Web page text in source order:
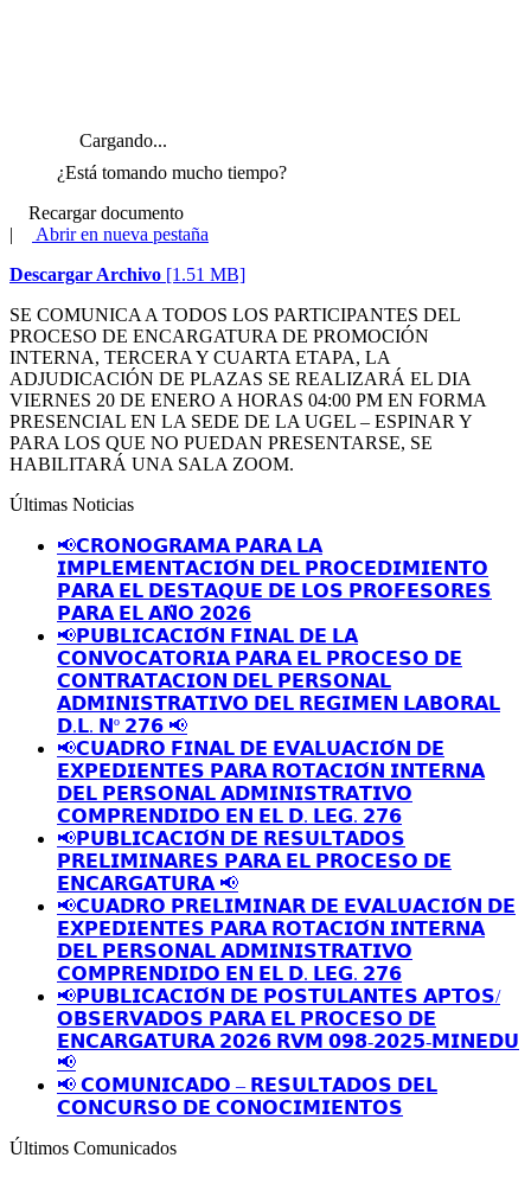
Cargando...
¿Está tomando mucho tiempo?
Recargar documento
|
Abrir en nueva pestaña
Descargar Archivo [1.51 MB]
SE COMUNICA A TODOS LOS PARTICIPANTES DEL
PROCESO DE ENCARGATURA DE PROMOCIÓN
INTERNA, TERCERA Y CUARTA ETAPA, LA
ADJUDICACIÓN DE PLAZAS SE REALIZARÁ EL DIA
VIERNES 20 DE ENERO A HORAS 04:00 PM EN FORMA
PRESENCIAL EN LA SEDE DE LA UGEL – ESPINAR Y
PARA LOS QUE NO PUEDAN PRESENTARSE, SE
HABILITARÁ UNA SALA ZOOM.
Últimas Noticias
📢𝗖𝗥𝗢𝗡𝗢𝗚𝗥𝗔𝗠𝗔 𝗣𝗔𝗥𝗔 𝗟𝗔
𝗜𝗠𝗣𝗟𝗘𝗠𝗘𝗡𝗧𝗔𝗖𝗜𝗢́𝗡 𝗗𝗘𝗟 𝗣𝗥𝗢𝗖𝗘𝗗𝗜𝗠𝗜𝗘𝗡𝗧𝗢
𝗣𝗔𝗥𝗔 𝗘𝗟 𝗗𝗘𝗦𝗧𝗔𝗤𝗨𝗘 𝗗𝗘 𝗟𝗢𝗦 𝗣𝗥𝗢𝗙𝗘𝗦𝗢𝗥𝗘𝗦
𝗣𝗔𝗥𝗔 𝗘𝗟 𝗔𝗡̃𝗢 𝟮𝟬𝟮𝟲
📢𝗣𝗨𝗕𝗟𝗜𝗖𝗔𝗖𝗜𝗢́𝗡 𝗙𝗜𝗡𝗔𝗟 𝗗𝗘 𝗟𝗔
𝗖𝗢𝗡𝗩𝗢𝗖𝗔𝗧𝗢𝗥𝗜𝗔 𝗣𝗔𝗥𝗔 𝗘𝗟 𝗣𝗥𝗢𝗖𝗘𝗦𝗢 𝗗𝗘
𝗖𝗢𝗡𝗧𝗥𝗔𝗧𝗔𝗖𝗜𝗢𝗡 𝗗𝗘𝗟 𝗣𝗘𝗥𝗦𝗢𝗡𝗔𝗟
𝗔𝗗𝗠𝗜𝗡𝗜𝗦𝗧𝗥𝗔𝗧𝗜𝗩𝗢 𝗗𝗘𝗟 𝗥𝗘𝗚𝗜𝗠𝗘𝗡 𝗟𝗔𝗕𝗢𝗥𝗔𝗟
𝗗.𝗟. 𝗡º 𝟮𝟳𝟲 📢
📢𝗖𝗨𝗔𝗗𝗥𝗢 𝗙𝗜𝗡𝗔𝗟 𝗗𝗘 𝗘𝗩𝗔𝗟𝗨𝗔𝗖𝗜𝗢́𝗡 𝗗𝗘
𝗘𝗫𝗣𝗘𝗗𝗜𝗘𝗡𝗧𝗘𝗦 𝗣𝗔𝗥𝗔 𝗥𝗢𝗧𝗔𝗖𝗜𝗢́𝗡 𝗜𝗡𝗧𝗘𝗥𝗡𝗔
𝗗𝗘𝗟 𝗣𝗘𝗥𝗦𝗢𝗡𝗔𝗟 𝗔𝗗𝗠𝗜𝗡𝗜𝗦𝗧𝗥𝗔𝗧𝗜𝗩𝗢
𝗖𝗢𝗠𝗣𝗥𝗘𝗡𝗗𝗜𝗗𝗢 𝗘𝗡 𝗘𝗟 𝗗. 𝗟𝗘𝗚. 𝟮𝟳𝟲
📢𝗣𝗨𝗕𝗟𝗜𝗖𝗔𝗖𝗜𝗢́𝗡 𝗗𝗘 𝗥𝗘𝗦𝗨𝗟𝗧𝗔𝗗𝗢𝗦
𝗣𝗥𝗘𝗟𝗜𝗠𝗜𝗡𝗔𝗥𝗘𝗦 𝗣𝗔𝗥𝗔 𝗘𝗟 𝗣𝗥𝗢𝗖𝗘𝗦𝗢 𝗗𝗘
𝗘𝗡𝗖𝗔𝗥𝗚𝗔𝗧𝗨𝗥𝗔 📢
📢𝗖𝗨𝗔𝗗𝗥𝗢 𝗣𝗥𝗘𝗟𝗜𝗠𝗜𝗡𝗔𝗥 𝗗𝗘 𝗘𝗩𝗔𝗟𝗨𝗔𝗖𝗜𝗢́𝗡 𝗗𝗘
𝗘𝗫𝗣𝗘𝗗𝗜𝗘𝗡𝗧𝗘𝗦 𝗣𝗔𝗥𝗔 𝗥𝗢𝗧𝗔𝗖𝗜𝗢́𝗡 𝗜𝗡𝗧𝗘𝗥𝗡𝗔
𝗗𝗘𝗟 𝗣𝗘𝗥𝗦𝗢𝗡𝗔𝗟 𝗔𝗗𝗠𝗜𝗡𝗜𝗦𝗧𝗥𝗔𝗧𝗜𝗩𝗢
𝗖𝗢𝗠𝗣𝗥𝗘𝗡𝗗𝗜𝗗𝗢 𝗘𝗡 𝗘𝗟 𝗗. 𝗟𝗘𝗚. 𝟮𝟳𝟲
📢𝗣𝗨𝗕𝗟𝗜𝗖𝗔𝗖𝗜𝗢́𝗡 𝗗𝗘 𝗣𝗢𝗦𝗧𝗨𝗟𝗔𝗡𝗧𝗘𝗦 𝗔𝗣𝗧𝗢𝗦/
𝗢𝗕𝗦𝗘𝗥𝗩𝗔𝗗𝗢𝗦 𝗣𝗔𝗥𝗔 𝗘𝗟 𝗣𝗥𝗢𝗖𝗘𝗦𝗢 𝗗𝗘
𝗘𝗡𝗖𝗔𝗥𝗚𝗔𝗧𝗨𝗥𝗔 𝟮𝟬𝟮𝟲 𝗥𝗩𝗠 𝟬𝟵𝟴-𝟮𝟬𝟮𝟱-𝗠𝗜𝗡𝗘𝗗𝗨
📢
📢 𝗖𝗢𝗠𝗨𝗡𝗜𝗖𝗔𝗗𝗢 – 𝗥𝗘𝗦𝗨𝗟𝗧𝗔𝗗𝗢𝗦 𝗗𝗘𝗟
𝗖𝗢𝗡𝗖𝗨𝗥𝗦𝗢 𝗗𝗘 𝗖𝗢𝗡𝗢𝗖𝗜𝗠𝗜𝗘𝗡𝗧𝗢𝗦
Últimos Comunicados